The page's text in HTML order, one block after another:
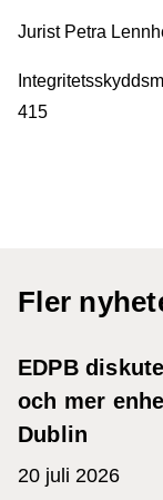
Jurist Petra
415
Fler
EDPB
och mer
Dublin
20 juli 2026